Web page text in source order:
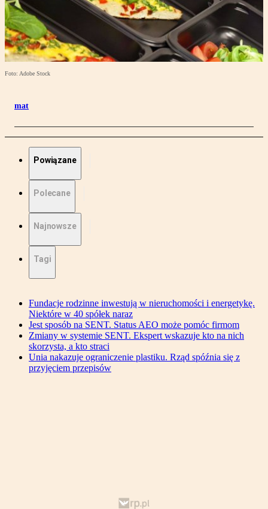
Foto: Adobe Stock
mat
Powiązane
Polecane
Najnowsze
Tagi
Fundacje rodzinne inwestują w nieruchomości i energetykę.
Niektóre w 40 spółek naraz
Jest sposób na SENT. Status AEO może pomóc firmom
Zmiany w systemie SENT. Ekspert wskazuje kto na nich
skorzysta, a kto straci
Unia nakazuje ograniczenie plastiku. Rząd spóźnia się z
przyjęciem przepisów